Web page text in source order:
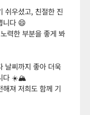
쉬우셨고, 친절한 진
니다 😄
력한 부분을 좋게 봐
날씨까지 좋아 더욱
니다 ☀️🏔️
져 저희도 함께 기